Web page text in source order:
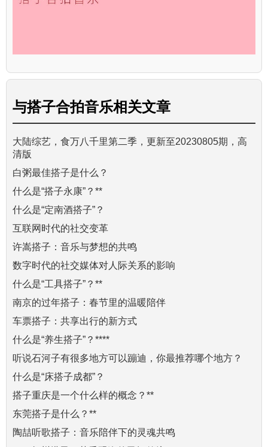
与搭子合拍音乐相关文章
大陆综艺，食万八千里第二季，更新至20230805期，高
清版
白粥最佳搭子是什么？
什么是“搭子永康”？**
什么是“定南酒搭子”？
互联网时代的社交变革
许嵩搭子：音乐与梦想的共鸣
数字时代的社交媒体对人际关系的影响
什么是“工具搭子”？**
南京的过年搭子：春节里的温暖陪伴
车票搭子：共享出行的新方式
什么是“养生搭子”？****
听说石河子有很多地方可以蹦迪，你最推荐哪个地方？
什么是“床搭子成都”？
搭子重庆是一个什么样的概念？**
东莞搭子是什么？**
陶喆听歌搭子：音乐陪伴下的灵魂共鸣